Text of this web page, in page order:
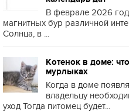
В феврале 2026
магнитных бур различной
Солнца, в ...
Котенок в доме:
мурлыках
Когда в доме
владельцу
уход Тогда питомец будет...